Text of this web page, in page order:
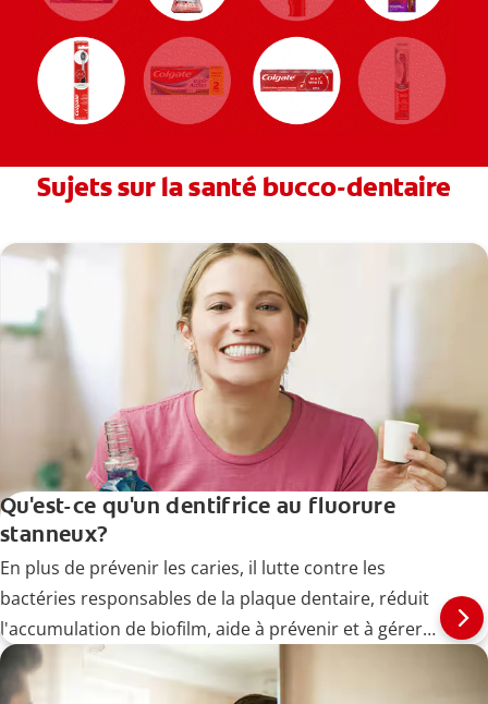
Sujets sur la santé bucco-dentaire
Qu'est-ce qu'un dentifrice au fluorure
stanneux?
En plus de prévenir les caries, il lutte contre les
bactéries responsables de la plaque dentaire, réduit
l'accumulation de biofilm, aide à prévenir et à gérer
les maladies des gencives (gingivites) à un stade
précoce et soulage la sensibilité dentaire.